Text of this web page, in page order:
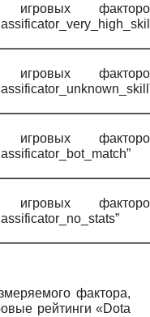
игровых
игровых
игровых
игровых
фактора,
рейтинги «Dota